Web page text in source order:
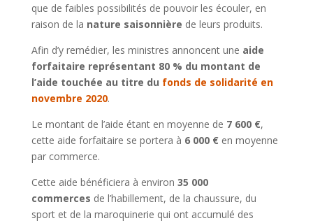
que de faibles possibilités de pouvoir les écouler, en
raison de la nature saisonnière de leurs produits.
Afin d’y remédier, les ministres annoncent une aide
forfaitaire représentant 80 % du montant de
l’aide touchée au titre du fonds de solidarité en
novembre 2020.
Le montant de l’aide étant en moyenne de 7 600 €,
cette aide forfaitaire se portera à 6 000 € en moyenne
par commerce.
Cette aide bénéficiera à environ 35 000
commerces de l’habillement, de la chaussure, du
sport et de la maroquinerie qui ont accumulé des